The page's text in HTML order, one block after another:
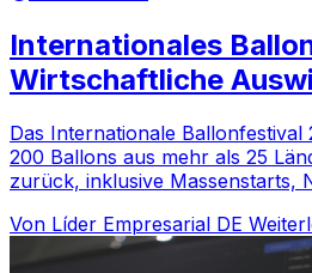
Internationales
Wirtschaftliche
Das Internationale
200 Ballons aus mehr als 25
zurück, inklusive Massenstarts,
Von Líder Empresarial DE